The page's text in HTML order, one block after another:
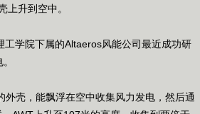
上升到空中。
学院下属的Altaeros风能公司最近成功研
壳，能飘浮在空中收集风力发电，然后通